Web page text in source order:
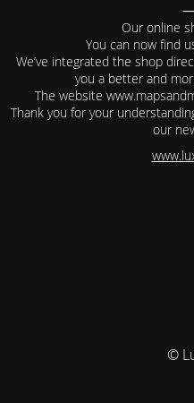
Our online
You can now find
We’ve integrated the shop
you a better and
The website
Thank you for your
our
©